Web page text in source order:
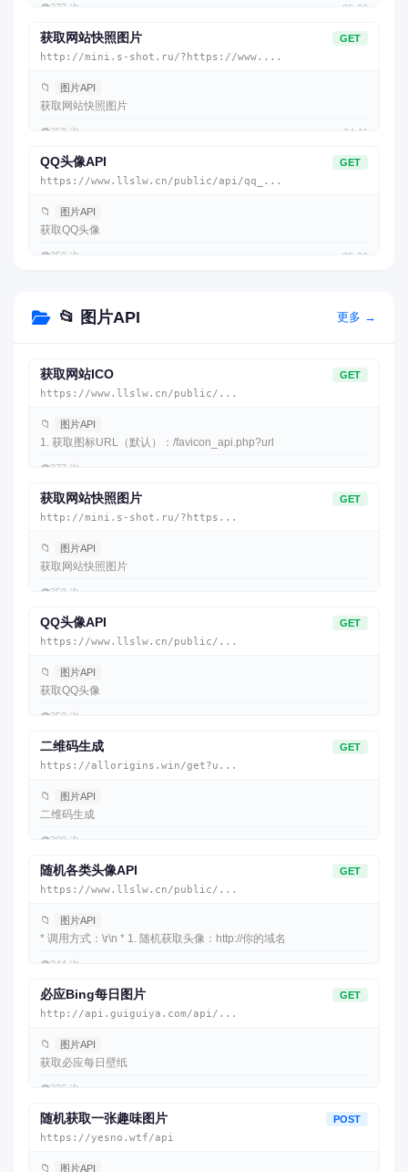
👁️377 次 05-06
获取网站快照图片 GET
http://mini.s-shot.ru/?https://www....
📁 图片API
获取网站快照图片
👁️358 次 04-11
QQ头像API GET
https://www.llslw.cn/public/api/qq_...
📁 图片API
获取QQ头像
👁️350 次 05-06
📂 图片API 更多 →
获取网站ICO GET
https://www.llslw.cn/public/...
📁 图片API
1. 获取图标URL（默认）：/favicon_api.php?url
👁️377 次
获取网站快照图片 GET
http://mini.s-shot.ru/?https...
📁 图片API
获取网站快照图片
👁️358 次
QQ头像API GET
https://www.llslw.cn/public/...
📁 图片API
获取QQ头像
👁️350 次
二维码生成 GET
https://allorigins.win/get?u...
📁 图片API
二维码生成
👁️309 次
随机各类头像API GET
https://www.llslw.cn/public/...
📁 图片API
* 调用方式：\r\n * 1. 随机获取头像：http://你的域名
👁️244 次
必应Bing每日图片 GET
http://api.guiguiya.com/api/...
📁 图片API
获取必应每日壁纸
👁️226 次
随机获取一张趣味图片 POST
https://yesno.wtf/api
📁 图片API